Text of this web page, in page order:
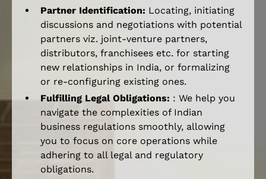
Partner Identification: Locating, initiating
discussions and negotiations with potential
partners viz. joint-venture partners,
distributors, franchisees etc. for starting
new relationships in India, or formalizing
or re-configuring existing ones.
Fulfilling Legal Obligations: : We help you
navigate the complexities of Indian
business regulations smoothly, allowing
you to focus on core operations while
adhering to all legal and regulatory
obligations.